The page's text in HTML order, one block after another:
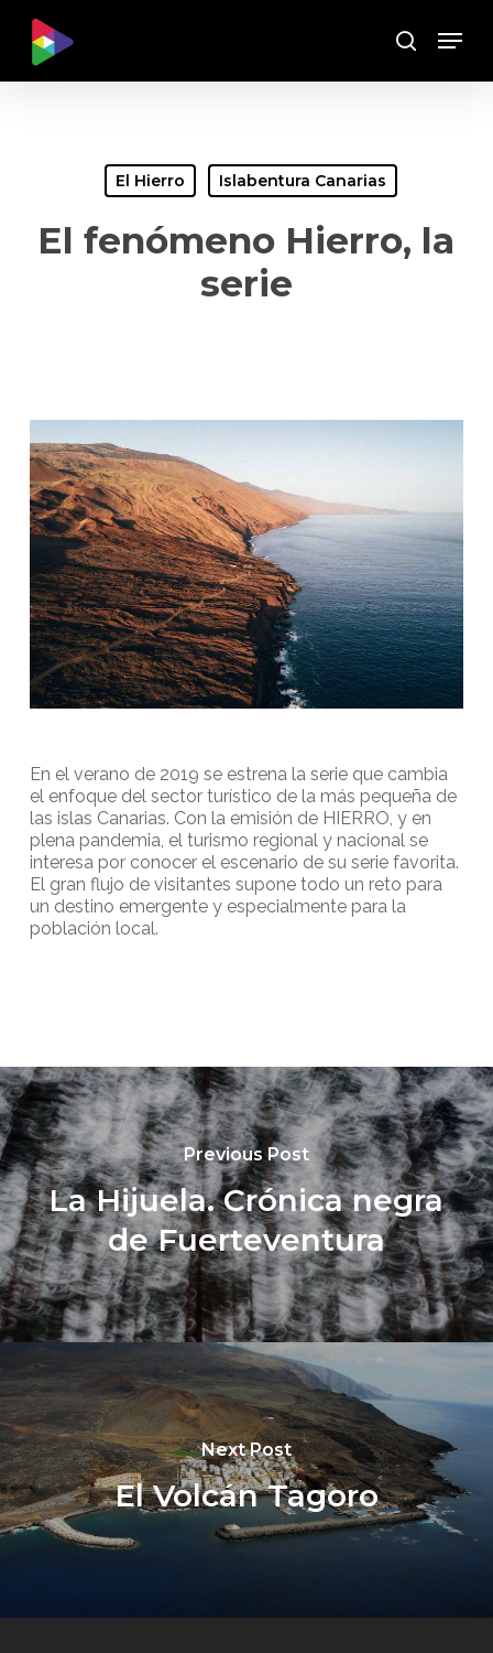
main
Buscar
Menu
El Hierro Islabentura Canarias
El fenómeno Hierro, la
serie
En el verano de 2019 se estrena la serie que cambia
el enfoque del sector turístico de la más pequeña de
las islas Canarias. Con la emisión de HIERRO, y en
plena pandemia, el turismo regional y nacional se
interesa por conocer el escenario de su serie favorita.
El gran flujo de visitantes supone todo un reto para
un destino emergente y especialmente para la
población local.
Previous Post
La Hijuela. Crónica negra
de Fuerteventura
Next Post
El Volcán Tagoro